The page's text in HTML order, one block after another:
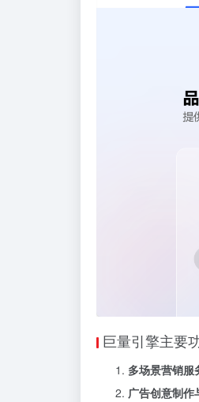
巨量引擎主要
多场景营销服
广告创意制作